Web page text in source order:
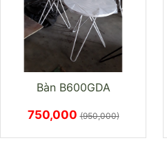
Bàn B600GDA
750,000(950,000)